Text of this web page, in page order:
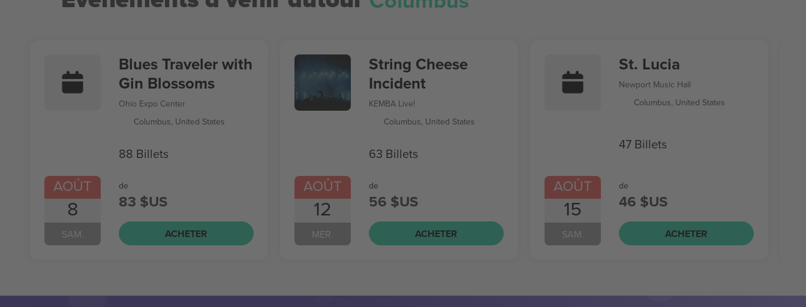
AOÛT
8
SAM.
Blues Traveler with
Gin Blossoms
Ohio Expo Center
Columbus, United States
88 Billets
de
83 $US
ACHETER
AOÛT
12
MER.
String Cheese
Incident
KEMBA Live!
Columbus, United States
63 Billets
de
56 $US
ACHETER
AOÛT
15
SAM.
St. Lucia
Newport Music Hall
Columbus, United States
47 Billets
de
46 $US
ACHETER